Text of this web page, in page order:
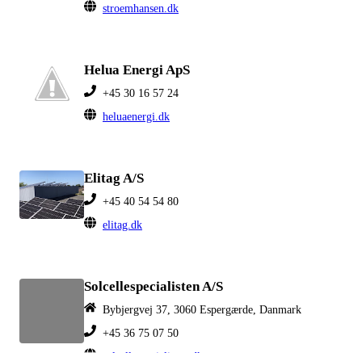
stroemhansen.dk
Helua Energi ApS
+45 30 16 57 24
heluaenergi.dk
Elitag A/S
+45 40 54 54 80
elitag.dk
Solcellespecialisten A/S
Bybjergvej 37, 3060 Espergærde, Danmark
+45 36 75 07 50